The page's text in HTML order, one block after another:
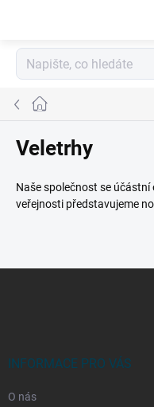
Domů
Veletrhy
Naše společnost se
veřejnosti představujeme
INFORMACE PRO VÁS
O nás